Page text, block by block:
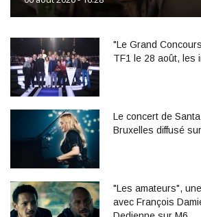
"Le Grand
TF1 le 28 août, les
Le concert de
Bruxelles diffusé
"Les amateurs",
avec François